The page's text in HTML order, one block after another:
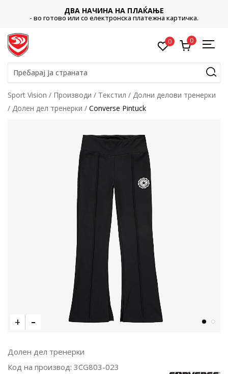
ДВА НАЧИНА НА ПЛАЌАЊЕ
- во готово или со електронска платежна картичка.
0 0
Пребарај ја страната
Sport Vision Производи Текстил
Долни делови тренерки
Долен дел тренерки
Converse Pintuck
Долен дел тренерки
Код на производ: 3CG803-023